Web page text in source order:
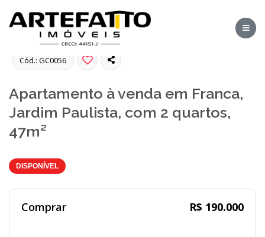
Cód.: GC0056
Apartamento à venda em Franca,
Jardim Paulista, com 2 quartos,
47m²
DISPONÍVEL
Comprar R$ 190.000